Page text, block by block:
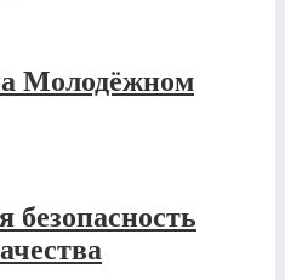
Молодёжном
безопасность